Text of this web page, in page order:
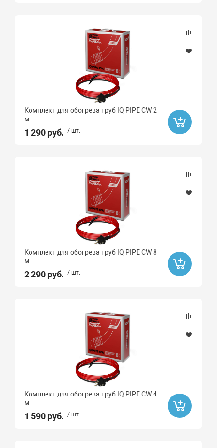
Комплект для обогрева труб IQ PIPE CW 2
м.
1 290 руб. / шт.
Комплект для обогрева труб IQ PIPE CW 8
м.
2 290 руб. / шт.
Комплект для обогрева труб IQ PIPE CW 4
м.
1 590 руб. / шт.